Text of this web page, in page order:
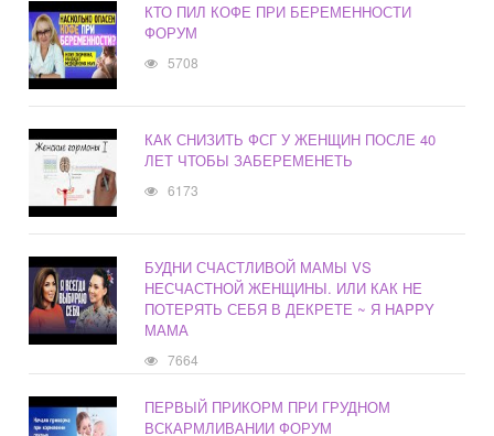
КТО ПИЛ КОФЕ ПРИ БЕРЕМЕННОСТИ
ФОРУМ
5708
КАК СНИЗИТЬ ФСГ У ЖЕНЩИН ПОСЛЕ 40
ЛЕТ ЧТОБЫ ЗАБЕРЕМЕНЕТЬ
6173
БУДНИ СЧАСТЛИВОЙ МАМЫ VS
НЕСЧАСТНОЙ ЖЕНЩИНЫ. ИЛИ КАК НЕ
ПОТЕРЯТЬ СЕБЯ В ДЕКРЕТЕ ~ Я HAPPY
МАМА
7664
ПЕРВЫЙ ПРИКОРМ ПРИ ГРУДНОМ
ВСКАРМЛИВАНИИ ФОРУМ